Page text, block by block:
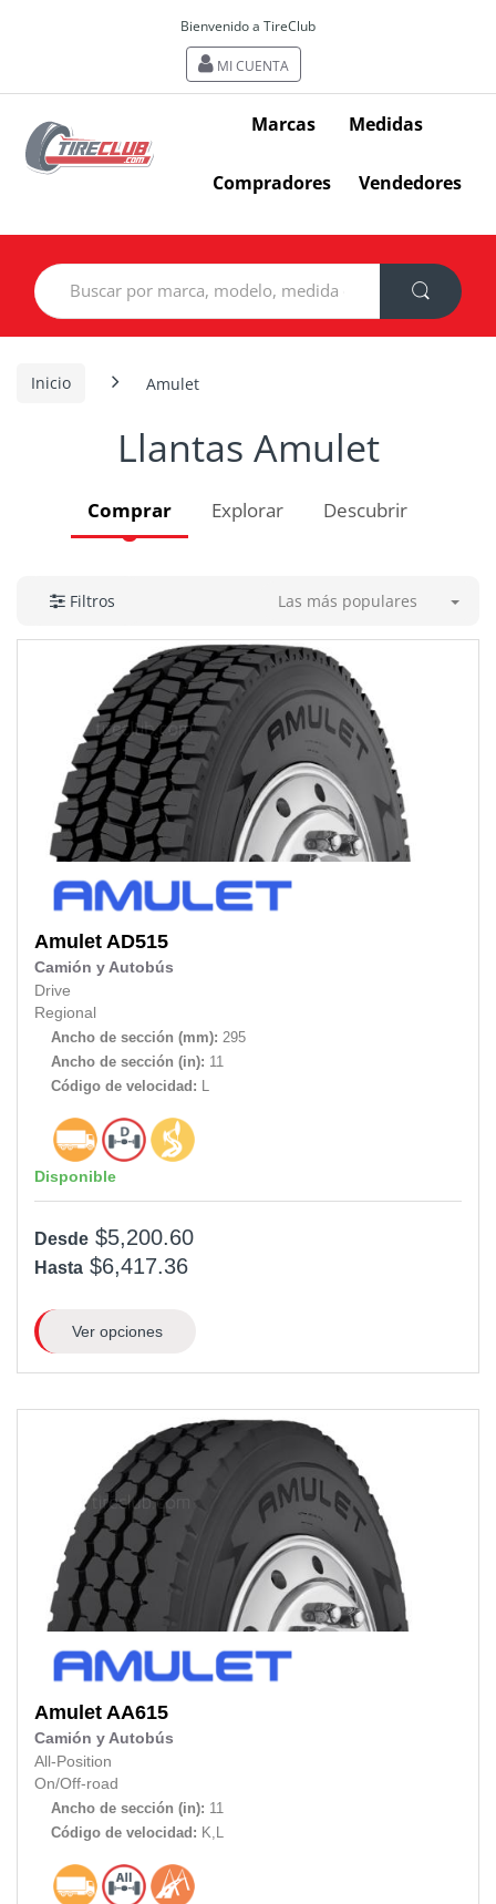
Bienvenido a TireClub
MI CUENTA
Marcas Medidas
Compradores Vendedores
Search
for:
Inicio Amulet
Llantas Amulet
Comprar Explorar Descubrir
Filtros Las más populares
Amulet AD515
Camión y Autobús
Drive
Regional
Ancho de sección (mm): 295
Ancho de sección (in): 11
Código de velocidad: L
Disponible
Desde $5,200.60
Hasta $6,417.36
Ver opciones
Amulet AA615
Camión y Autobús
All-Position
On/Off-road
Ancho de sección (in): 11
Código de velocidad: K,L